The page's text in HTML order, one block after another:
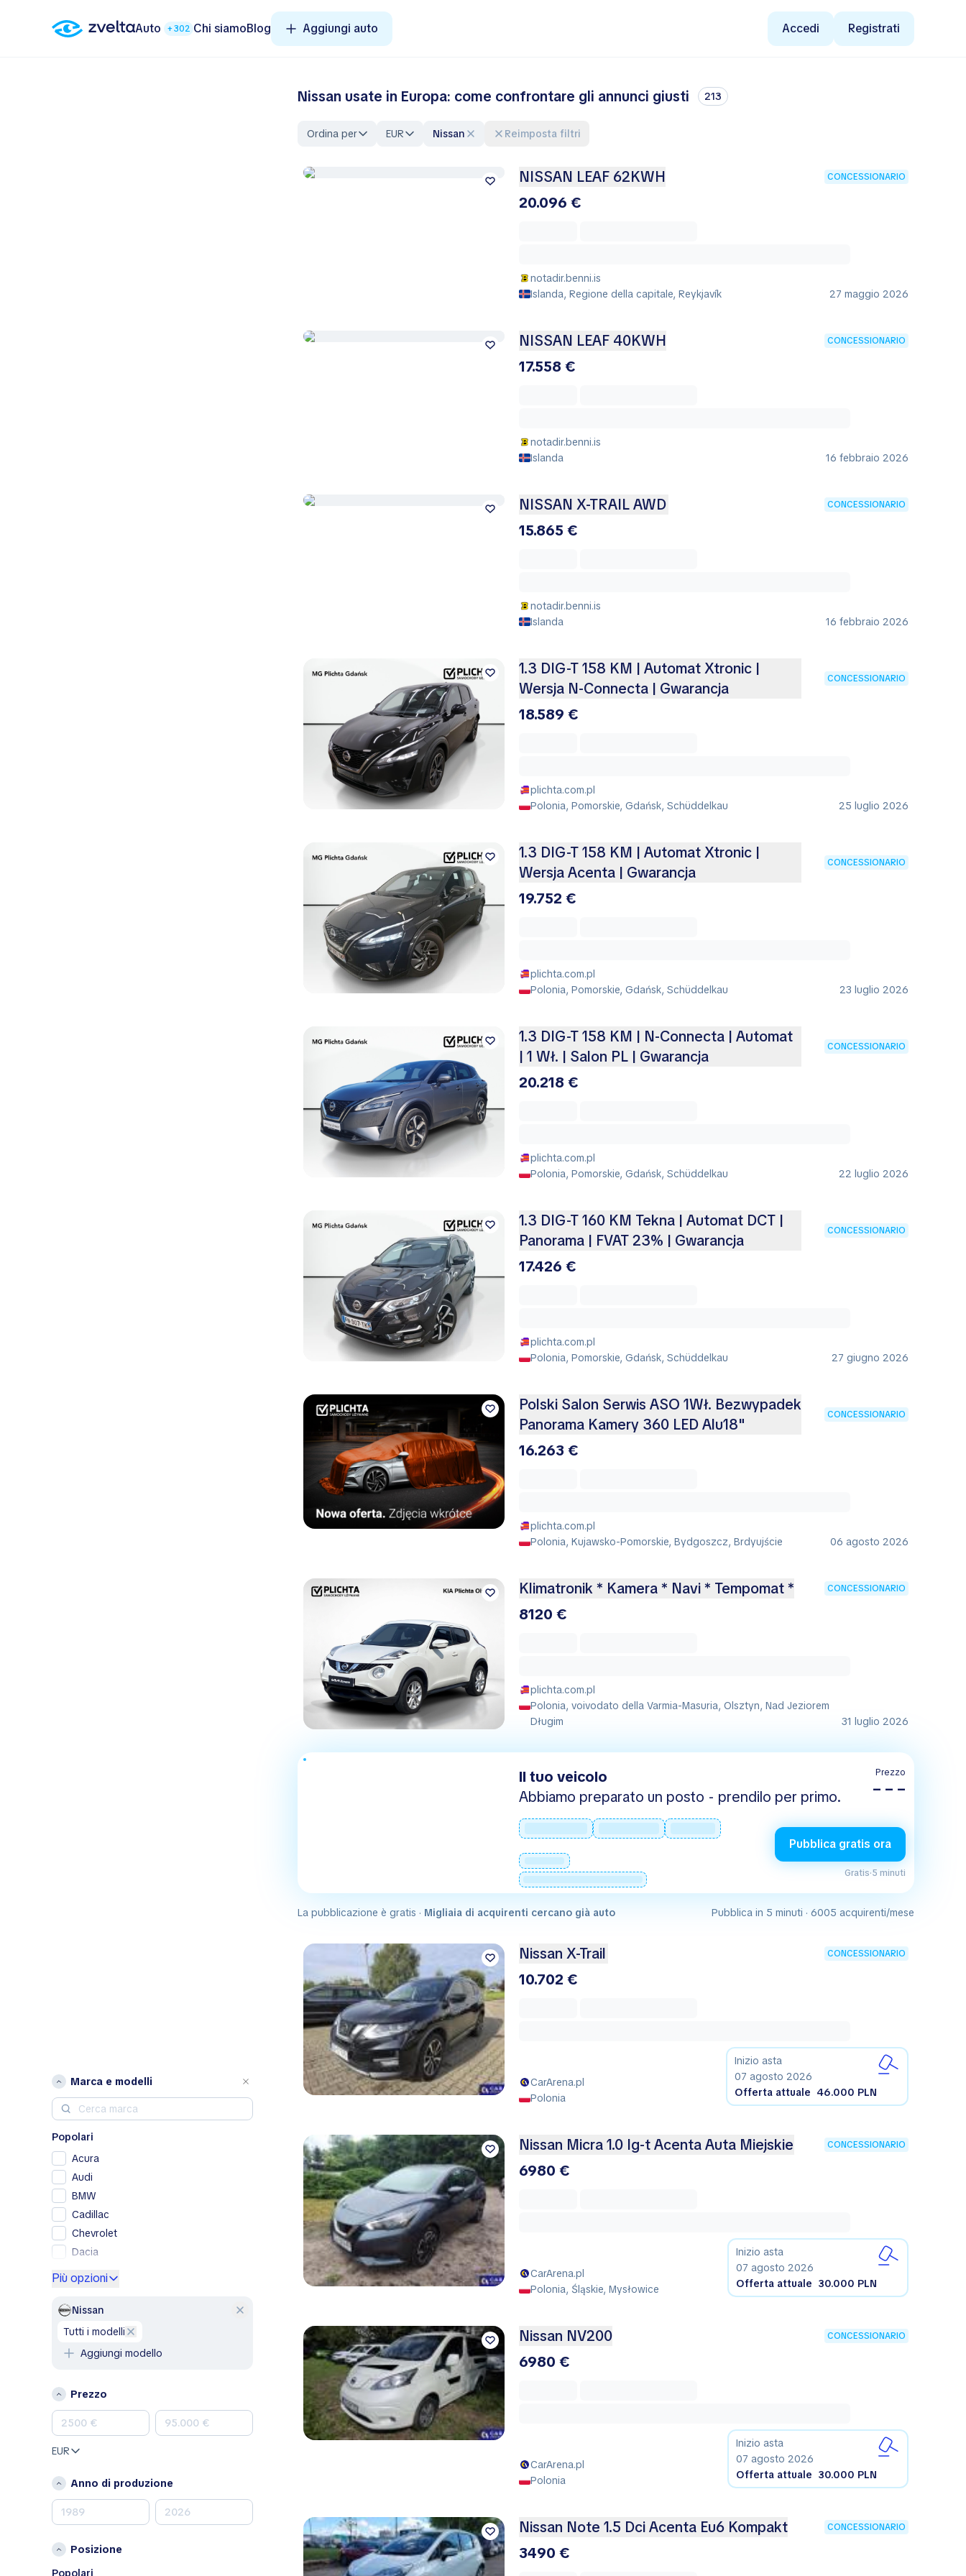
Auto +302 Chi siamoBlog Aggiungi auto Accedi Registrati
Marca e modelli
Popolari
Acura
Audi
BMW
Cadillac
Chevrolet
Dacia
GMC
Honda
Land Rover
Lexus
Mazda
Mercedes-Benz
Opel
Porsche
RAM
Più opzioni
Nissan
tutti i modelli
Aggiungi modello
Prezzo
EUR
Anno di produzione
Posizione
Popolari
Nissan usate in Europa: come confrontare gli annunci giusti 213
Ordina per EUR Nissan Reimposta filtri
NISSAN LEAF 62KWH CONCESSIONARIO
20.096 €
notadir.benni.is
Islanda, Regione della capitale, Reykjavík
27 maggio 2026
NISSAN LEAF 40KWH CONCESSIONARIO
17.558 €
notadir.benni.is
Islanda
16 febbraio 2026
NISSAN X-TRAIL AWD CONCESSIONARIO
15.865 €
notadir.benni.is
Islanda
16 febbraio 2026
1.3 DIG-T 158 KM | Automat Xtronic |
Wersja N-Connecta | Gwarancja
CONCESSIONARIO
18.589 €
plichta.com.pl
Polonia, Pomorskie, Gdańsk, Schüddelkau
25 luglio 2026
1.3 DIG-T 158 KM | Automat Xtronic |
Wersja Acenta | Gwarancja
CONCESSIONARIO
19.752 €
plichta.com.pl
Polonia, Pomorskie, Gdańsk, Schüddelkau
23 luglio 2026
1.3 DIG-T 158 KM | N-Connecta | Automat
| 1 Wł. | Salon PL | Gwarancja
CONCESSIONARIO
20.218 €
plichta.com.pl
Polonia, Pomorskie, Gdańsk, Schüddelkau
22 luglio 2026
1.3 DIG-T 160 KM Tekna | Automat DCT |
Panorama | FVAT 23% | Gwarancja
CONCESSIONARIO
17.426 €
plichta.com.pl
Polonia, Pomorskie, Gdańsk, Schüddelkau
27 giugno 2026
Polski Salon Serwis ASO 1Wł. Bezwypadek
Panorama Kamery 360 LED Alu18"
CONCESSIONARIO
16.263 €
plichta.com.pl
Polonia, Kujawsko-Pomorskie, Bydgoszcz, Brdyujście
06 agosto 2026
Klimatronik * Kamera * Navi * Tempomat * CONCESSIONARIO
8120 €
plichta.com.pl
Polonia, voivodato della Varmia-Masuria, Olsztyn, Nad Jeziorem
Długim
31 luglio 2026
Il tuo veicolo
Abbiamo preparato un posto - prendilo per primo.
Prezzo
– – –
Pubblica gratis ora
Gratis·5 minuti
La pubblicazione è gratis · Migliaia di acquirenti cercano già auto Pubblica in 5 minuti · 6005 acquirenti/mese
Nissan X-Trail CONCESSIONARIO
10.702 €
CarArena.pl
Polonia
Inizio asta
07 agosto 2026
Offerta attuale 46.000 PLN
Nissan Micra 1.0 Ig-t Acenta Auta Miejskie CONCESSIONARIO
6980 €
CarArena.pl
Polonia, Śląskie, Mysłowice
Inizio asta
07 agosto 2026
Offerta attuale 30.000 PLN
Nissan NV200 CONCESSIONARIO
6980 €
CarArena.pl
Polonia
Inizio asta
07 agosto 2026
Offerta attuale 30.000 PLN
Nissan Note 1.5 Dci Acenta Eu6 Kompakt CONCESSIONARIO
3490 €